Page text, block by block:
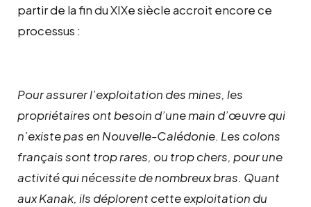
partir de la fin du XIXe siècle accroit encore ce
processus :
Pour assurer l’exploitation des mines, les
propriétaires ont besoin d’une main d’œuvre qui
n’existe pas en Nouvelle-Calédonie. Les colons
français sont trop rares, ou trop chers, pour une
activité qui nécessite de nombreux bras. Quant
aux Kanak, ils déplorent cette exploitation du